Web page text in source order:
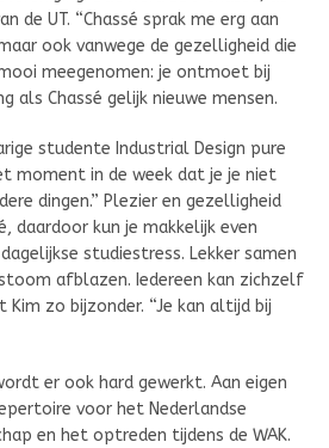
de UT. “Chassé sprak me erg aan
ook vanwege de gezelligheid die
meegenomen: je ontmoet bij
als Chassé gelijk nieuwe mensen.
studente Industrial Design pure
moment in de week dat je je niet
dingen.” Plezier en gezelligheid
daardoor kun je makkelijk even
studiestress. Lekker samen
afblazen. Iedereen kan zichzelf
Kim zo bijzonder. “Je kan altijd bij
er ook hard gewerkt. Aan eigen
voor het Nederlandse
en het optreden tijdens de WAK.